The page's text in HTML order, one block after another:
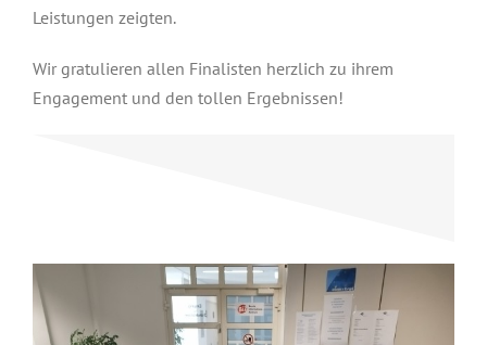
Leistungen zeigten.
Wir gratulieren allen Finalisten herzlich zu ihrem
Engagement und den tollen Ergebnissen!